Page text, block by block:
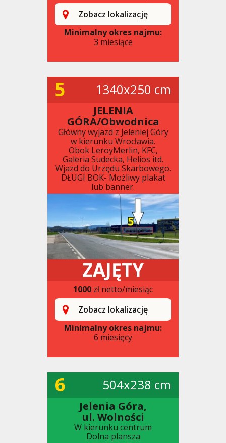
Zobacz lokalizację
Minimalny okres najmu:
3 miesiące
5 1340x250 cm
JELENIA
GÓRA/Obwodnica
Główny wyjazd z Jeleniej Góry
w kierunku Wrocławia.
Obok LeroyMerlin, KFC,
Galeria Sudecka, Helios itd.
Wjazd do Urzędu Skarbowego.
DŁUGI BOK- Możliwy plakat
lub banner.
ZAJĘTY
1000 zł netto/miesiąc
Zobacz lokalizację
Minimalny okres najmu:
6 miesięcy
6 504x238 cm
Jelenia Góra,
ul. Wolności
W kierunku centrum
Dolna plansza